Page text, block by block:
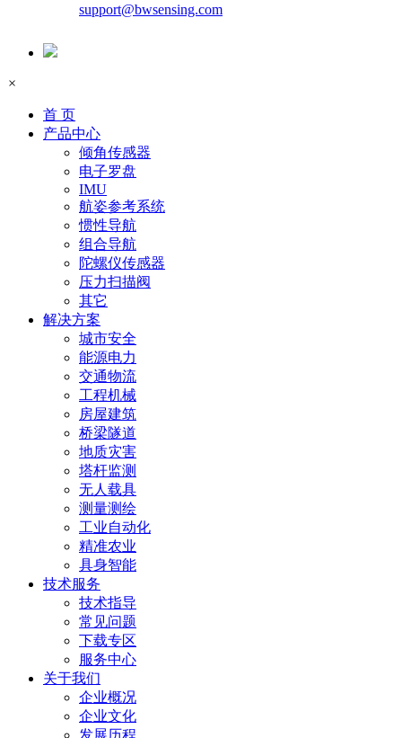
support@bwsensing.com
×
首 页
产品中心
倾角传感器
电子罗盘
IMU
航姿参考系统
惯性导航
组合导航
陀螺仪传感器
压力扫描阀
其它
解决方案
城市安全
能源电力
交通物流
工程机械
房屋建筑
桥梁隧道
地质灾害
塔杆监测
无人载具
测量测绘
工业自动化
精准农业
具身智能
技术服务
技术指导
常见问题
下载专区
服务中心
关于我们
企业概况
企业文化
发展历程